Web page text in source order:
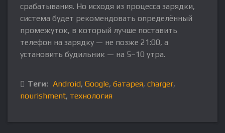
срабатывания. Но исходя из процесса зарядки,
система будет рекомендовать определённый
промежуток, в который лучше поставить
телефон на зарядку — не позже 21:00, а
установить будильник — на 5–10 утра.
Теги: Android, Google, батарея, charger,
nourishment, технология